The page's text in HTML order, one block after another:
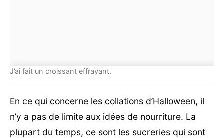
J’ai fait un croissant effrayant.
En ce qui concerne les collations d’Halloween, il
n’y a pas de limite aux idées de nourriture. La
plupart du temps, ce sont les sucreries qui sont